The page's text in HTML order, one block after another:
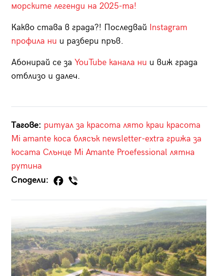
морските легенди на 2025-та!
Какво става в града?! Последвай Instagram
профила ни и разбери пръв.
Абонирай се за YouTube канала ни и виж града
отблизо и далеч.
Тагове: ритуал за красота лято краи красота
Mi amante коса блясък newsletter-extra грижа за
косата Слънце Mi Amante Proefessional лятна
рутина
Сподели: